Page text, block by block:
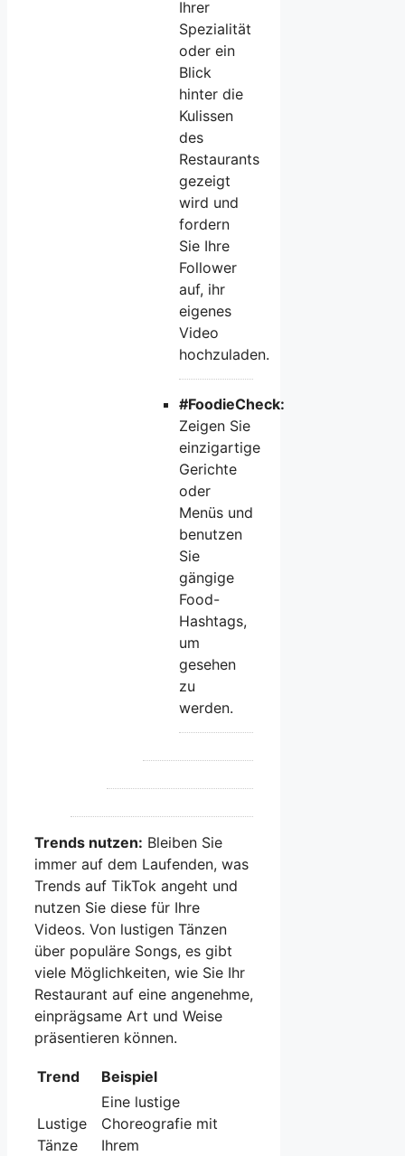
Ihrer
Spezialität
oder ein
Blick
hinter die
Kulissen
des
Restaurants
gezeigt
wird und
fordern
Sie Ihre
Follower
auf, ihr
eigenes
Video
hochzuladen.
#FoodieCheck:
Zeigen Sie
einzigartige
Gerichte
oder
Menüs und
benutzen
Sie
gängige
Food-
Hashtags,
um
gesehen
zu
werden.
Trends nutzen: Bleiben Sie
immer auf dem Laufenden, was
Trends auf TikTok angeht und
nutzen Sie diese für Ihre
Videos. Von lustigen Tänzen
über populäre Songs, es gibt
viele Möglichkeiten, wie Sie Ihr
Restaurant auf eine angenehme,
einprägsame Art und Weise
präsentieren können.
Trend Beispiel
Lustige
Tänze
Eine lustige
Choreografie mit
Ihrem